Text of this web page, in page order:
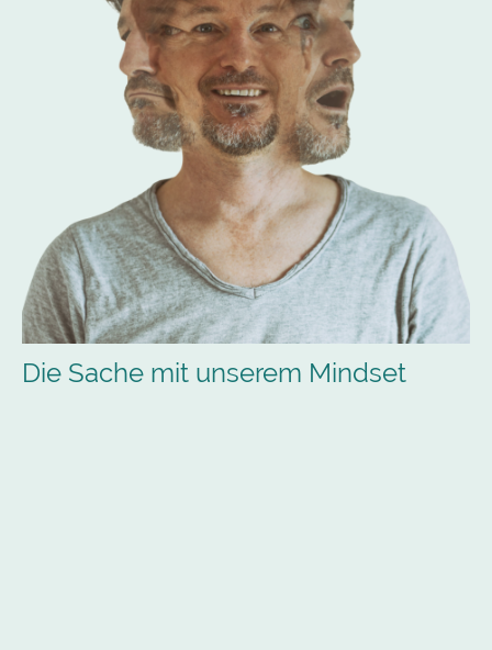
Die Sache mit unserem Mindset